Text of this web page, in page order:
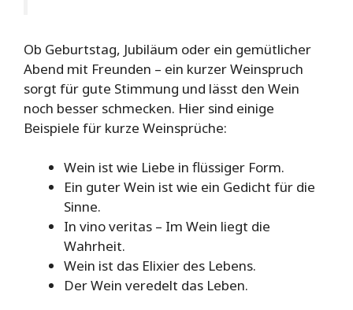
Ob Geburtstag, Jubiläum oder ein gemütlicher
Abend mit Freunden – ein kurzer Weinspruch
sorgt für gute Stimmung und lässt den Wein
noch besser schmecken. Hier sind einige
Beispiele für kurze Weinsprüche:
Wein ist wie Liebe in flüssiger Form.
Ein guter Wein ist wie ein Gedicht für die
Sinne.
In vino veritas – Im Wein liegt die
Wahrheit.
Wein ist das Elixier des Lebens.
Der Wein veredelt das Leben.